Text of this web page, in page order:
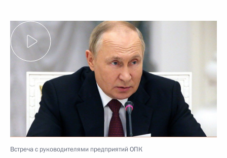
Встреча с руководителями предприятий ОПК